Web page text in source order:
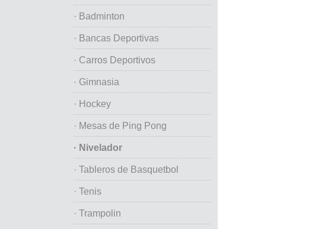
· Badminton
· Bancas Deportivas
· Carros Deportivos
· Gimnasia
· Hockey
· Mesas de Ping Pong
· Nivelador
· Tableros de Basquetbol
· Tenis
· Trampolin